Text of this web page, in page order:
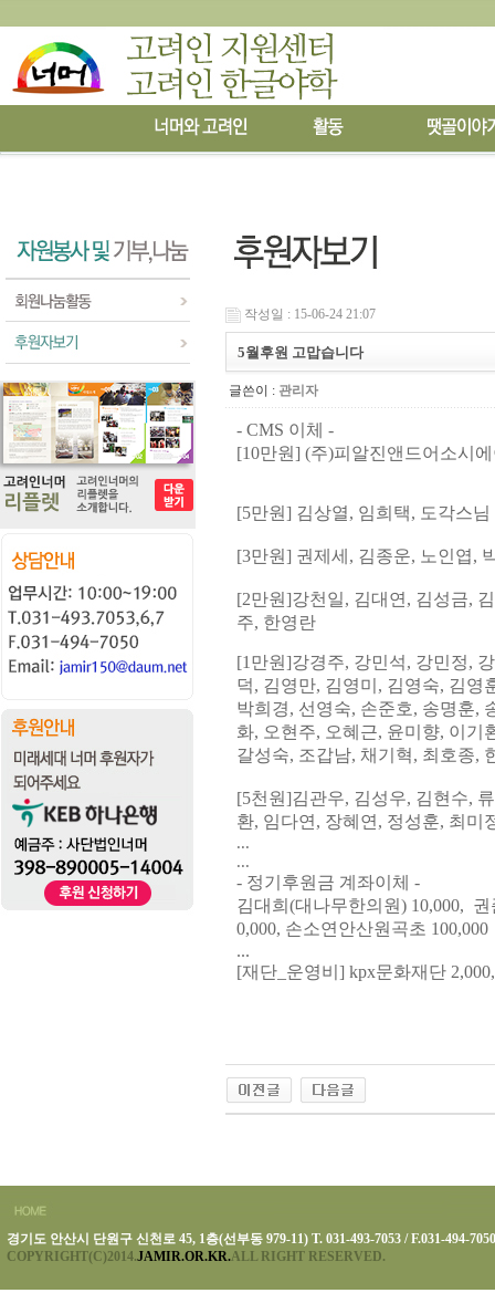
작성일 : 15-06-24 21:07
5월후원 고맙습니다
글쓴이 : 관리자
- CMS 이체 -
[10만원] (주)피알진앤드어소시
[5만원] 김상열, 임희택, 도각스님
[3만원] 권제세 , 김종운, 노인엽,
[2만원]강천일, 김대연 , 김성금,
주, 한영란
[1 만원]강경주, 강민석, 강민정,
덕, 김영만, 김영미, 김영숙, 김영
박희경, 선영숙, 손준호, 송명훈,
화, 오현주, 오혜근, 윤미향, 이기
갈성숙, 조갑남, 채기혁, 최호종,
[5천원]김관우, 김성우, 김현수,
환, 임다연 , 장혜연 , 정성훈, 최미
...
...
- 정기후원금 계좌이체 -
김대희(대나무한의원) 10,000,
0,000, 손소연안산원곡초 100,000
...
[재단_운영비] kpx문화재단
경기도 안산시 단원구 신천로 45, 1층(선부동 979-11) T. 031-493-7053 / F.031-494-7050
COPYRIGHT(C)2014.JAMIR.OR.KR.ALL RIGHT RESERVED.